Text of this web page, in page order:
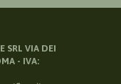
SRL VIA DEI
- IVA: